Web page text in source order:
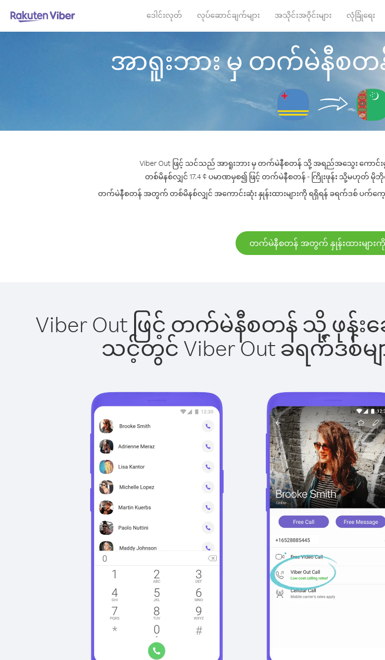
ဒေါင်းလုတ် လုပ်ဆောင်ချက်များ အသိုင်းအဝိုင်းများ လုံခြုံရေး
အာရူးဘား မှ တက်မဲနီစတ
Viber Out ဖြင့် သင်သည် အာရူးဘား မှ တက်မဲနီစတန် သို့ အရည်အသွေး ကောင်း
တစ်မိနစ်လျှင် 17.4 ¢ ပမာဏမှစ၍ ဖြင့် တက်မဲနီစတန် - ကြိုးဖုန်း သို့မဟုတ် မို
တက်မဲနီစတန် အတွက် တစ်မိနစ်လျှင် အကောင်းဆုံး နှုန်းထားများကို ရရှိရန် ခရက်ဒစ် ပက်က
တက်မဲနီစတန် အတွက် နှုန်းထားများကို
Viber Out ဖြင့် တက်မဲနီစတန် သို့ ဖုန်
သင့်တွင် Viber Out ခရက်ဒစ်